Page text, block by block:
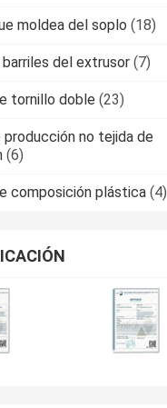
moldea del soplo (18)
del extrusor (7)
tornillo doble (23)
producción no tejida de
(6)
composición plástica (4)